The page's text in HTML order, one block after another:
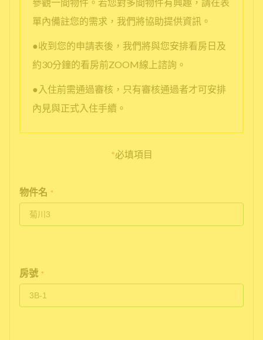
單內備註您的需求，我們將協助提供資訊。
●收到您的申請表後，我們將與您安排看房日及
約30分鐘的看房前ZOOM線上諮詢。
●入住前需通過審核，只有審核通過者才可安排
內見與正式入住手續。
*必填項目
物件名 *
房號 *